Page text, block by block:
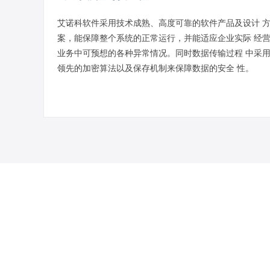
艾诺科软件采用技术成熟、高度可靠的软件产品及设计 方
案，能保障整个系统的正常运行，并能适应企业实际 经营
业务中可预想的各种异常情况。同时数据传输过程 中采用
领先的加密算法以及保存机制来保障数据的安全 性。